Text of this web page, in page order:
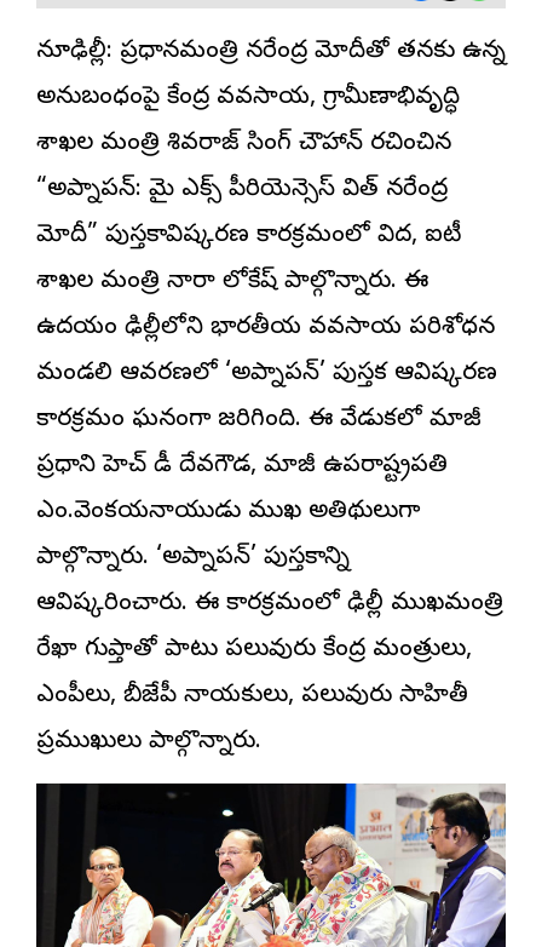
న్యూఢిల్లీ: ప్రధానమంత్రి నరేంద్ర మోదీతో తనకు ఉన్న
అనుబంధంపై కేంద్ర వ్యవసాయ, గ్రామీణాభివృద్ధి
శాఖల మంత్రి శివరాజ్ సింగ్ చౌహాన్ రచించిన
“అప్నాపన్: మై ఎక్స్ పీరియెన్సెస్ విత్ నరేంద్ర
మోదీ” పుస్తకావిష్కరణ కార్యక్రమంలో విద్య, ఐటీ
శాఖల మంత్రి నారా లోకేష్ పాల్గొన్నారు. ఈ
ఉదయం ఢిల్లీలోని భారతీయ వ్యవసాయ పరిశోధన
మండలి ఆవరణలో ‘అప్నాపన్’ పుస్తక ఆవిష్కరణ
కార్యక్రమం ఘనంగా జరిగింది. ఈ వేడుకలో మాజీ
ప్రధాని హెచ్ డీ దేవగౌడ, మాజీ ఉపరాష్ట్రపతి
ఎం.వెంకయ్యనాయుడు ముఖ్య అతిథులుగా
పాల్గొన్నారు. ‘అప్నాపన్’ పుస్తకాన్ని
ఆవిష్కరించారు. ఈ కార్యక్రమంలో ఢిల్లీ ముఖ్యమంత్రి
రేఖా గుప్తాతో పాటు పలువురు కేంద్ర మంత్రులు,
ఎంపీలు, బీజేపీ నాయకులు, పలువురు సాహితీ
ప్రముఖులు పాల్గొన్నారు.